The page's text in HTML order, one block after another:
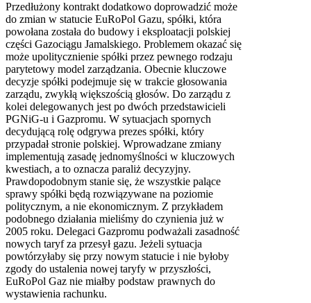
Przedłużony kontrakt dodatkowo doprowadzić może
do zmian w statucie EuRoPol Gazu, spółki, która
powołana została do budowy i eksploatacji polskiej
części Gazociągu Jamalskiego. Problemem okazać się
może upolitycznienie spółki przez pewnego rodzaju
parytetowy model zarządzania. Obecnie kluczowe
decyzje spółki podejmuje się w trakcie głosowania
zarządu, zwykłą większością głosów. Do zarządu z
kolei delegowanych jest po dwóch przedstawicieli
PGNiG-u i Gazpromu. W sytuacjach spornych
decydującą rolę odgrywa prezes spółki, który
przypadał stronie polskiej. Wprowadzane zmiany
implementują zasadę jednomyślności w kluczowych
kwestiach, a to oznacza paraliż decyzyjny.
Prawdopodobnym stanie się, że wszystkie palące
sprawy spółki będą rozwiązywane na poziomie
politycznym, a nie ekonomicznym. Z przykładem
podobnego działania mieliśmy do czynienia już w
2005 roku. Delegaci Gazpromu podważali zasadność
nowych taryf za przesył gazu. Jeżeli sytuacja
powtórzyłaby się przy nowym statucie i nie byłoby
zgody do ustalenia nowej taryfy w przyszłości,
EuRoPol Gaz nie miałby podstaw prawnych do
wystawienia rachunku.